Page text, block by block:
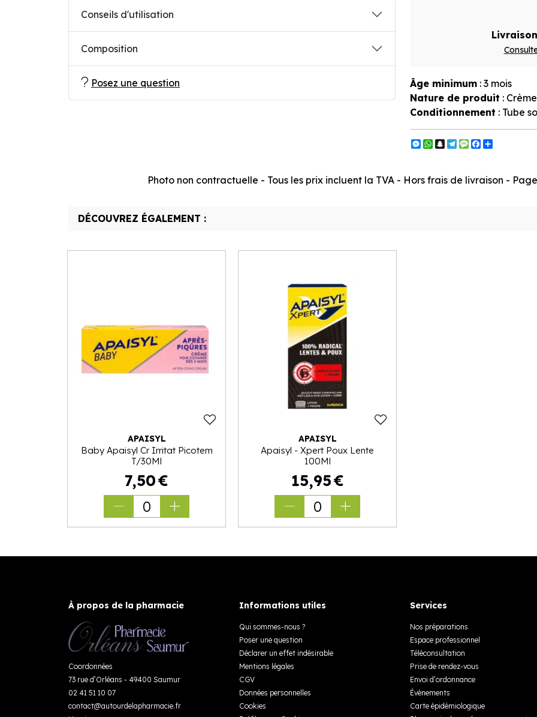
Conseils d'utilisation
Composition
Posez une question Âge minimum : 3 mois
Nature de produit : Crème
Conditionnement : Tube
Messenger
WhatsApp
Snapchat
Telegram
Message
Facebook
Photo non contractuelle - Tous les prix incluent la TVA - Hors frais de livraison -
DÉCOUVREZ ÉGALEMENT :
APAISYL
Baby Apaisyl Cr Irritat Picotem
T/30Ml
7,50€
0
APAISYL
Apaisyl - Xpert Poux Lente
100Ml
15,95€
0
À propos de la pharmacie
Coordonnées
73 rue d’Orléans - 49400 Saumur
02 41 51 10 07
contact@autourdelapharmacie.fr
Informations utiles
Qui sommes-nous ?
Poser une question
Déclarer un effet indésirable
Mentions légales
CGV
Données personnelles
Cookies
Services
Nos préparations
Espace professionnel
Téléconsultation
Prise de rendez-vous
Envoi d’ordonnance
Événements
Carte épidémiologique